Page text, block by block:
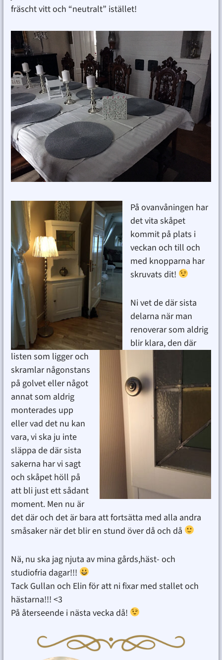
fräscht vitt och “neutralt” istället!
På ovanvåningen har
det vita skåpet
kommit på plats i
veckan och till och
med knopparna har
skruvats dit!
Ni vet de där sista
delarna när man
renoverar som aldrig
blir klara, den där
listen som ligger och
skramlar någonstans
på golvet eller något
annat som aldrig
monterades upp
eller vad det nu kan
vara, vi ska ju inte
släppa de där sista
sakerna har vi sagt
och skåpet höll på
att bli just ett sådant
moment. Men nu är
det där och det är bara att fortsätta med alla andra
småsaker när det blir en stund över då och då
Nä, nu ska jag njuta av mina gårds,häst- och
studiofria dagar!!!
Tack Gullan och Elin för att ni fixar med stallet och
hästarna!!! <3
På återseende i nästa vecka då!